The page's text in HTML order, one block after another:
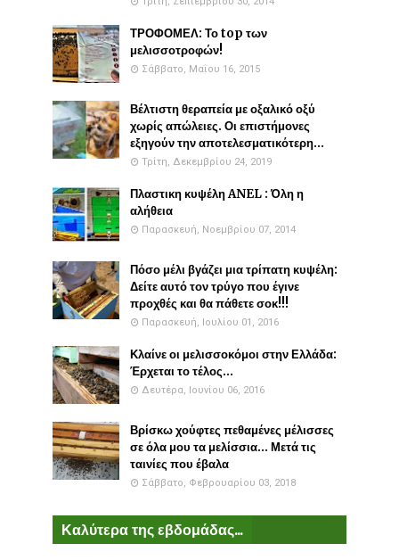
ΤΡΟΦΟΜΕΛ: Το top των
μελισσοτροφών!
Σάββατο, Μαΐου 16, 2015
Βέλτιστη θεραπεία με οξαλικό οξύ
χωρίς απώλειες. Οι επιστήμονες
εξηγούν την αποτελεσματικότερη...
Τρίτη, Δεκεμβρίου 24, 2019
Πλαστικη κυψέλη ANEL : Όλη η
αλήθεια
Παρασκευή, Νοεμβρίου 07, 2014
Πόσο μέλι βγάζει μια τρίπατη κυψέλη:
Δείτε αυτό τον τρύγο που έγινε
προχθές και θα πάθετε σοκ!!!
Παρασκευή, Ιουλίου 01, 2016
Κλαίνε οι μελισσοκόμοι στην Ελλάδα:
Έρχεται το τέλος...
Δευτέρα, Ιουνίου 06, 2016
Βρίσκω χούφτες πεθαμένες μέλισσες
σε όλα μου τα μελίσσια... Μετά τις
ταινίες που έβαλα
Σάββατο, Φεβρουαρίου 03, 2018
Καλύτερα της εβδομάδας...